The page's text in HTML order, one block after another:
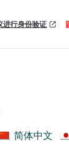
进行身份验证
简体中文